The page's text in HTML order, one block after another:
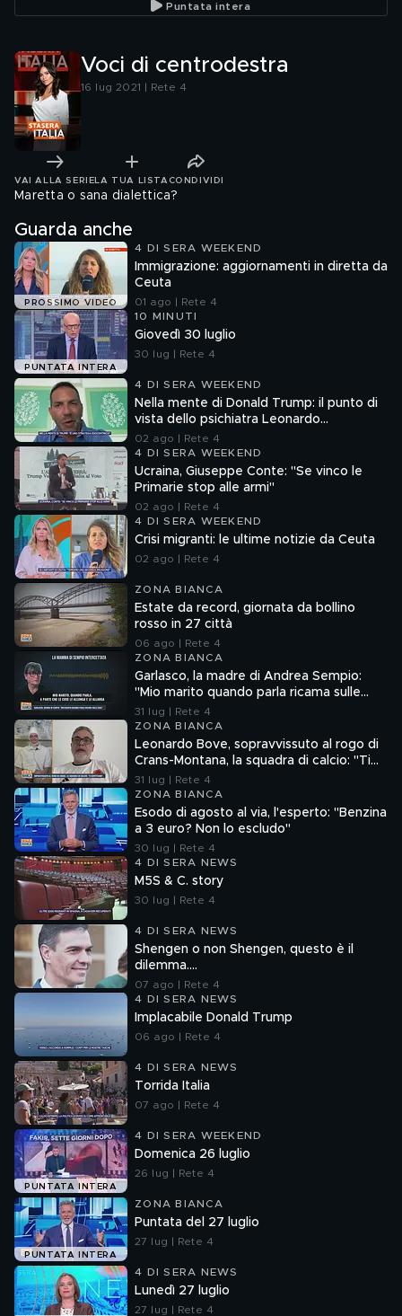
grandi assembramenti"
Puntata intera
Voci di centrodestra
16 lug 2021 | Rete 4
VAI ALLA SERIE LA TUA LISTA CONDIVIDI
Maretta o sana dialettica?
Guarda anche
PROSSIMO VIDEO
4 DI SERA WEEKEND
Immigrazione: aggiornamenti in diretta da
Ceuta
01 ago | Rete 4
PUNTATA INTERA
10 MINUTI
Giovedì 30 luglio
30 lug | Rete 4
4 DI SERA WEEKEND
Nella mente di Donald Trump: il punto di
vista dello psichiatra Leonardo
Mendolicchio
02 ago | Rete 4
4 DI SERA WEEKEND
Ucraina, Giuseppe Conte: "Se vinco le
Primarie stop alle armi"
02 ago | Rete 4
4 DI SERA WEEKEND
Crisi migranti: le ultime notizie da Ceuta
02 ago | Rete 4
ZONA BIANCA
Estate da record, giornata da bollino
rosso in 27 città
06 ago | Rete 4
ZONA BIANCA
Garlasco, la madre di Andrea Sempio:
"Mio marito quando parla ricama sulle
cose"
31 lug | Rete 4
ZONA BIANCA
Leonardo Bove, sopravvissuto al rogo di
Crans-Montana, la squadra di calcio: "Ti
aspettiamo"
31 lug | Rete 4
ZONA BIANCA
Esodo di agosto al via, l'esperto: "Benzina
a 3 euro? Non lo escludo"
30 lug | Rete 4
4 DI SERA NEWS
M5S & C. story
30 lug | Rete 4
4 DI SERA NEWS
Shengen o non Shengen, questo è il
dilemma....
07 ago | Rete 4
4 DI SERA NEWS
Implacabile Donald Trump
06 ago | Rete 4
4 DI SERA NEWS
Torrida Italia
07 ago | Rete 4
PUNTATA INTERA
4 DI SERA WEEKEND
Domenica 26 luglio
26 lug | Rete 4
PUNTATA INTERA
ZONA BIANCA
Puntata del 27 luglio
27 lug | Rete 4
4 DI SERA NEWS
Lunedì 27 luglio
27 lug | Rete 4